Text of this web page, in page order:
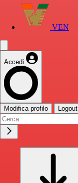
VEN
Accedi
Modifica profilo Logout